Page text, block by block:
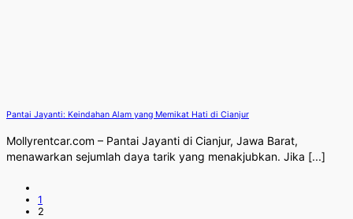
Pantai Jayanti: Keindahan Alam yang Memikat Hati di Cianjur
Mollyrentcar.com – Pantai Jayanti di Cianjur, Jawa Barat,
menawarkan sejumlah daya tarik yang menakjubkan. Jika [...]
1
2